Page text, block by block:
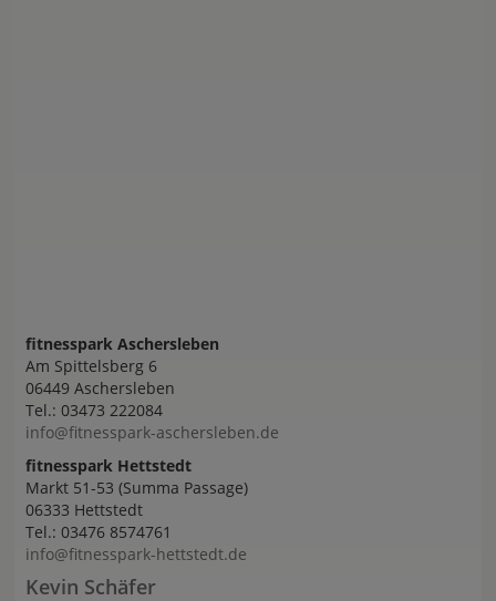
fitnesspark Aschersleben
Am Spittelsberg 6
06449 Aschersleben
Tel.: 03473 222084
info@fitnesspark-aschersleben.de
fitnesspark Hettstedt
Markt 51-53 (Summa Passage)
06333 Hettstedt
Tel.: 03476 8574761
info@fitnesspark-hettstedt.de
Kevin Schäfer